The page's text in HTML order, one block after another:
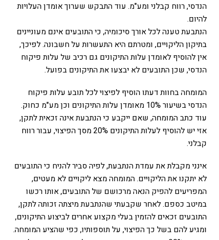
הנדסי, רווח קבלני ומע"מ. עוד התבקש שערוך אומדן העלויות
להיום.
הנתבעת טענה לכל אורך סיכומיה, כי התובעים אינם מעוניינים
בתיקון הליקויים, ומטרתם היא התעשרות על חשבונה. לפיכך,
אין להוסיף לאומדן עלות התיקונים גם רכיב של עלות פיקוח
הנדסי, שכן התובעים לא יבצעו את התיקונים בפועל.
המומחה בחוות דעתו הוסיף לפיצוי לכל תובע עלות פיקוח
הנדסי בשיעור 10% מאומדן עלות התיקונים וכן מע"מ כחוק.
עוד כתב המומחה, שאם ייקבע כי הנתבעת אינה זכאית לתקן,
אזי יש להוסיף לעלות התיקונים 20% מסך הפיצוי, עבור רווח
קבלני.
אינני מקבלת את עמדת הנתבעת, לפיה סביר להניח כי התובעים
לא יתקנו את הליקויים. המומחה מצא ליקויים לא מעטים,
המפריעים להפיק הנאה מרכושם של התובעים, אותו רכשו
במיטב כספם. לאחר שקבעתי שהנתבעת מיצתה זכותה לתקן,
התובעים זכאים להזמין בעלי מקצוע אחרים לביצוע התיקונים,
ומגיע להם בשל כך הפיצוי, על תוספותיו, כפי שהציע המומחה.